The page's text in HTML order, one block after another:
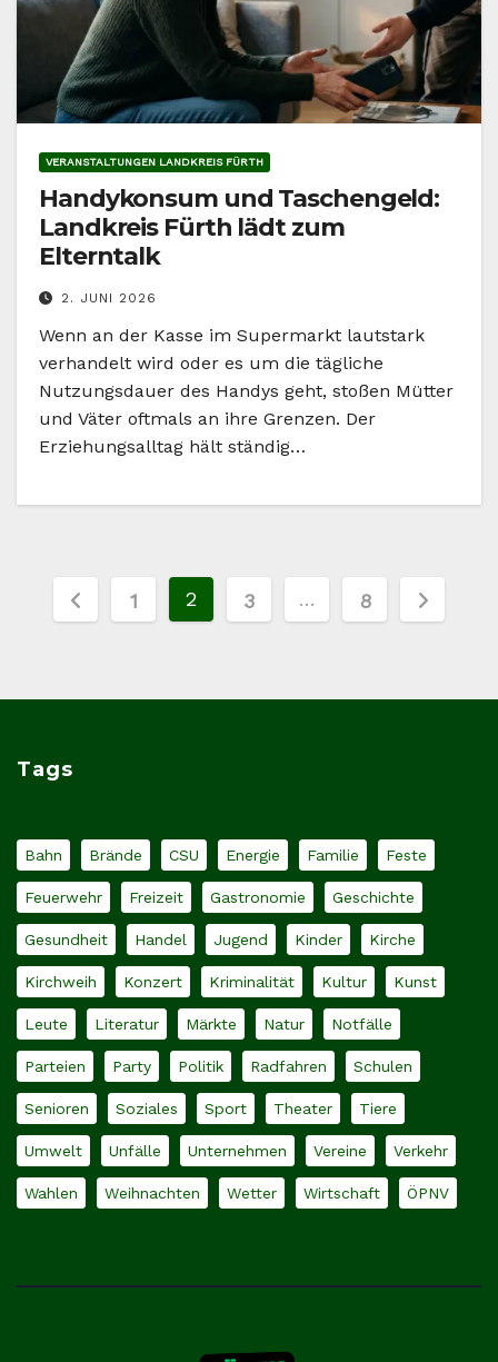
VERANSTALTUNGEN LANDKREIS FÜRTH
Handykonsum und Taschengeld:
Landkreis Fürth lädt zum
Elterntalk
2. JUNI 2026
Wenn an der Kasse im Supermarkt lautstark
verhandelt wird oder es um die tägliche
Nutzungsdauer des Handys geht, stoßen Mütter
und Väter oftmals an ihre Grenzen. Der
Erziehungsalltag hält ständig…
Seitennummerierung
Beiträge
1 2 3 … 8
Tags
Bahn Brände CSU Energie Familie Feste
Feuerwehr Freizeit Gastronomie Geschichte
Gesundheit Handel Jugend Kinder Kirche
Kirchweih Konzert Kriminalität Kultur Kunst
Leute Literatur Märkte Natur Notfälle
Parteien Party Politik Radfahren Schulen
Senioren Soziales Sport Theater Tiere
Umwelt Unfälle Unternehmen Vereine Verkehr
Wahlen Weihnachten Wetter Wirtschaft ÖPNV